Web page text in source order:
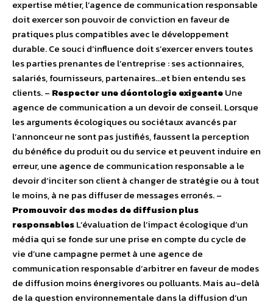
expertise métier, l’agence de communication responsable
doit exercer son pouvoir de conviction en faveur de
pratiques plus compatibles avec le développement
durable. Ce souci d’influence doit s’exercer envers toutes
les parties prenantes de l’entreprise : ses actionnaires,
salariés, fournisseurs, partenaires…et bien entendu ses
clients. – Respecter une déontologie exigeanteUne
agence de communication a un devoir de conseil. Lorsque
les arguments écologiques ou sociétaux avancés par
l’annonceur ne sont pas justifiés, faussent la perception
du bénéfice du produit ou du service et peuvent induire en
erreur, une agence de communication responsable a le
devoir d’inciter son client à changer de stratégie ou à tout
le moins, à ne pas diffuser de messages erronés. –
Promouvoir des modes de diffusion plus
responsablesL’évaluation de l’impact écologique d’un
média qui se fonde sur une prise en compte du cycle de
vie d’une campagne permet à une agence de
communication responsable d’arbitrer en faveur de modes
de diffusion moins énergivores ou polluants. Mais au-delà
de la question environnementale dans la diffusion d’un